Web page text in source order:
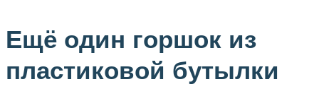
Ещё один горшок из
пластиковой бутылки